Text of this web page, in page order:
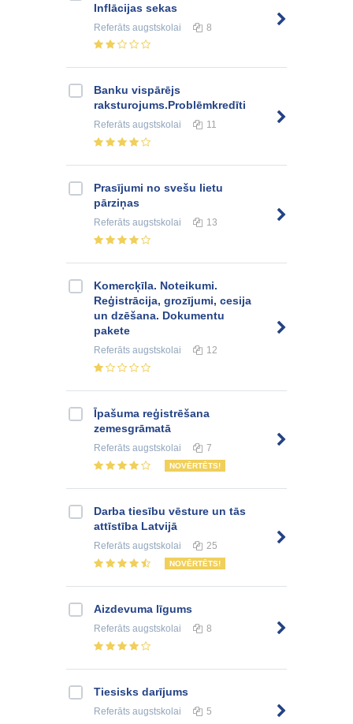
Inflācijas sekas
Referāts augstskolai 8
Banku vispārējs
raksturojums.Problēmkredīti
Referāts augstskolai 11
Prasījumi no svešu lietu
pārziņas
Referāts augstskolai 13
Komercķīla. Noteikumi.
Reģistrācija, grozījumi, cesija
un dzēšana. Dokumentu
pakete
Referāts augstskolai 12
Īpašuma reģistrēšana
zemesgrāmatā
Referāts augstskolai 7
NOVĒRTĒTS!
Darba tiesību vēsture un tās
attīstība Latvijā
Referāts augstskolai 25
NOVĒRTĒTS!
Aizdevuma līgums
Referāts augstskolai 8
Tiesisks darījums
Referāts augstskolai 5